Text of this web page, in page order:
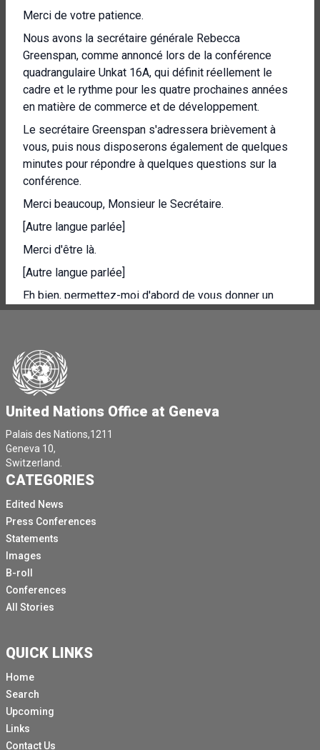
Merci de votre patience.
Nous avons la secrétaire générale Rebecca
Greenspan, comme annoncé lors de la conférence
quadrangulaire Unkat 16A, qui définit réellement le
cadre et le rythme pour les quatre prochaines années
en matière de commerce et de développement.
Le secrétaire Greenspan s'adressera brièvement à
vous, puis nous disposerons également de quelques
minutes pour répondre à quelques questions sur la
conférence.
Merci beaucoup, Monsieur le Secrétaire.
[Autre langue parlée]
Merci d'être là.
[Autre langue parlée]
Eh bien, permettez-moi d'abord de vous donner un
aperçu de ce que nous avons aujourd'hui en matière de
Nous avons plus de 160 délégations nationales, y
compris des ministres et des vice-ministres venus
des capitales.
Le secrétaire général de l'ONU, Antonio Guterres,
prendra la parole lors de la conférence le 22 octobre.
Aujourd'hui, nous avons eu la participation du conseiller
fédéral Parmalan et du chef de l'UNOCH à Genève,
Valavaya et aussi de la Barbade, car la Barbade était
l'ancienne conférence de Bridgetown.
Malgré tout, la COVID-19 sévissait et tout était donc
virtuel à cette époque, à des moments différents.
Et nous avons eu les interventions par vidéo de Mia
Amor Motley, la Première ministre de la Barbade,
précisément parce qu'elle était auparavant présidente
de la conférence du Premier ministre du Timor Leste
Vietnam.
C'est donc une inauguration très forte.
Ensuite, nous avons également entendu l'allocution de
la présidente de l'Assemblée générale, Mme Barbuck.
Ensuite, nous aurons cette semaine environ 40
United Nations Office at Geneva
Palais des Nations,1211
Geneva 10,
Switzerland.
CATEGORIES
Edited News
Press Conferences
Statements
Images
B-roll
Conferences
All Stories
QUICK LINKS
Home
Search
Upcoming
Links
Contact Us